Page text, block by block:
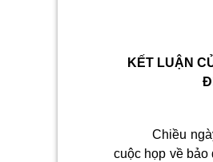
KẾT LUẬN
Chiều
cuộc họp về bảo